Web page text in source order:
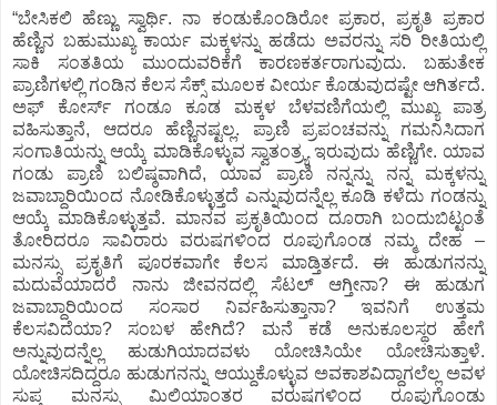
“ಬೇಸಿಕಲಿ ಹೆಣ್ಣು ಸ್ವಾರ್ಥಿ. ನಾ ಕಂಡುಕೊಂಡಿರೋ ಪ್ರಕಾರ, ಪ್ರಕೃತಿ ಪ್ರಕಾರ
ಹೆಣ್ಣಿನ ಬಹುಮುಖ್ಯ ಕಾರ್ಯ ಮಕ್ಕಳನ್ನು ಹಡೆದು ಅವರನ್ನು ಸರಿ ರೀತಿಯಲ್ಲಿ
ಸಾಕಿ ಸಂತತಿಯ ಮುಂದುವರಿಕೆಗೆ ಕಾರಣಕರ್ತರಾಗುವುದು. ಬಹುತೇಕ
ಪ್ರಾಣಿಗಳಲ್ಲಿ ಗಂಡಿನ ಕೆಲಸ ಸೆಕ್ಸ್ ಮೂಲಕ ವೀರ್ಯ ಕೊಡುವುದಷ್ಟೇ ಆಗಿರ್ತದೆ.
ಅಫ್ ಕೋರ್ಸ್ ಗಂಡೂ ಕೂಡ ಮಕ್ಕಳ ಬೆಳವಣಿಗೆಯಲ್ಲಿ ಮುಖ್ಯ ಪಾತ್ರ
ವಹಿಸುತ್ತಾನೆ, ಆದರೂ ಹೆಣ್ಣಿನಷ್ಟಲ್ಲ. ಪ್ರಾಣಿ ಪ್ರಪಂಚವನ್ನು ಗಮನಿಸಿದಾಗ
ಸಂಗಾತಿಯನ್ನು ಆಯ್ಕೆ ಮಾಡಿಕೊಳ್ಳುವ ಸ್ವಾತಂತ್ರ್ಯ ಇರುವುದು ಹೆಣ್ಣಿಗೇ. ಯಾವ
ಗಂಡು ಪ್ರಾಣಿ ಬಲಿಷ್ಠವಾಗಿದೆ, ಯಾವ ಪ್ರಾಣಿ ನನ್ನನ್ನು ನನ್ನ ಮಕ್ಕಳನ್ನು
ಜವಾಬ್ದಾರಿಯಿಂದ ನೋಡಿಕೊಳ್ಳುತ್ತದೆ ಎನ್ನುವುದನ್ನೆಲ್ಲ ಕೂಡಿ ಕಳೆದು ಗಂಡನ್ನು
ಆಯ್ಕೆ ಮಾಡಿಕೊಳ್ಳುತ್ತವೆ. ಮಾನವ ಪ್ರಕೃತಿಯಿಂದ ದೂರಾಗಿ ಬಂದುಬಿಟ್ಟಂತೆ
ತೋರಿದರೂ ಸಾವಿರಾರು ವರುಷಗಳಿಂದ ರೂಪುಗೊಂಡ ನಮ್ಮ ದೇಹ –
ಮನಸ್ಸು ಪ್ರಕೃತಿಗೆ ಪೂರಕವಾಗೇ ಕೆಲಸ ಮಾಡ್ತಿರ್ತದೆ. ಈ ಹುಡುಗನನ್ನು
ಮದುವೆಯಾದರೆ ನಾನು ಜೀವನದಲ್ಲಿ ಸೆಟಲ್ ಆಗ್ತೀನಾ? ಈ ಹುಡುಗ
ಜವಾಬ್ದಾರಿಯಿಂದ ಸಂಸಾರ ನಿರ್ವಹಿಸುತ್ತಾನಾ? ಇವನಿಗೆ ಉತ್ತಮ
ಕೆಲಸವಿದೆಯಾ? ಸಂಬಳ ಹೇಗಿದೆ? ಮನೆ ಕಡೆ ಅನುಕೂಲಸ್ಥರ ಹೇಗೆ
ಅನ್ನುವುದನ್ನೆಲ್ಲ ಹುಡುಗಿಯಾದವಳು ಯೋಚಿಸಿಯೇ ಯೋಚಿಸುತ್ತಾಳೆ.
ಯೋಚಿಸದಿದ್ದರೂ ಹುಡುಗನನ್ನು ಆಯ್ದುಕೊಳ್ಳುವ ಅವಕಾಶವಿದ್ದಾಗಲೆಲ್ಲ ಅವಳ
ಸುಪ್ತ ಮನಸ್ಸು ಮಿಲಿಯಾಂತರ ವರುಷಗಳಿಂದ ರೂಪುಗೊಂಡು